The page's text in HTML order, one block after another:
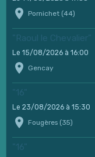
Pornichet (44)
"Raoul le Chevalier"
Le 15/08/2026 à 16:00
Gencay
"16"
Le 23/08/2026 à 15:30
Fougères (35)
"16"